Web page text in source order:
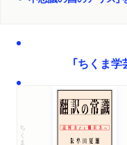
「ちくま
ちくま学芸文庫